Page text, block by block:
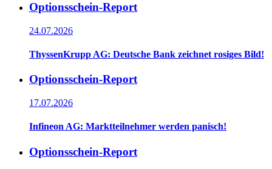
Optionsschein-Report
24.07.2026
ThyssenKrupp AG: Deutsche Bank zeichnet rosiges Bild!
Optionsschein-Report
17.07.2026
Infineon AG: Marktteilnehmer werden panisch!
Optionsschein-Report